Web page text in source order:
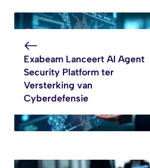
Exabeam Lanceert AI Agent
Security Platform ter
Versterking van
Cyberdefensie